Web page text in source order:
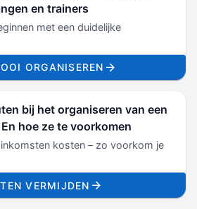
en trainers
met een duidelijke
ORGANISEREN
bij het organiseren van een
hoe ze te voorkomen
kosten – zo voorkom je
VERMIJDEN